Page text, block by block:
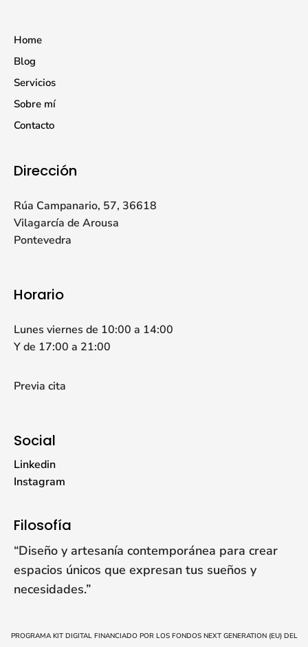
Home
Blog
Servicios
Sobre mí
Contacto
Dirección
Rúa Campanario, 57, 36618
Vilagarcía de Arousa
Pontevedra
Horario
Lunes viernes de 10:00 a 14:00
Y de 17:00 a 21:00
Previa cita
Social
Linkedin
Instagram
Filosofía
“Diseño y artesanía contemporánea para crear
espacios únicos que expresan tus sueños y
necesidades.”
PROGRAMA KIT DIGITAL FINANCIADO POR LOS FONDOS NEXT GENERATION (EU) DEL